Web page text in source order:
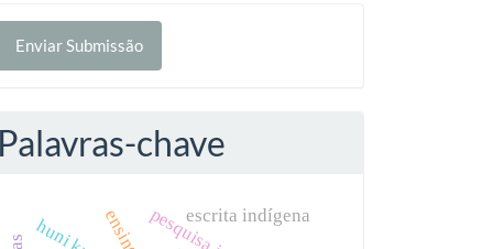
Enviar Submissão
Palavras-chave
escrita indígena